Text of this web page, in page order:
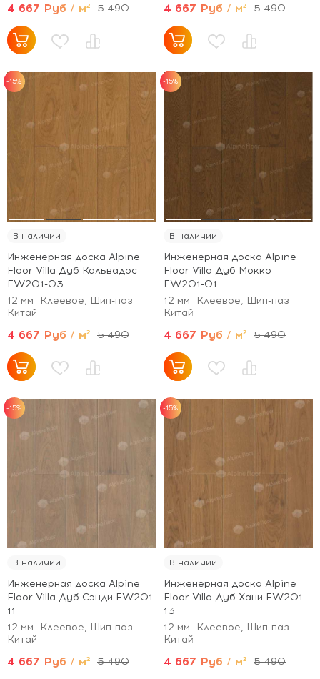
4 667 Руб / м² 5 490 4 667 Руб / м² 5 490
-15%
В наличии
Инженерная доска Alpine
Floor Villa Дуб Кальвадос
EW201-03
12 мм
Клеевое, Шип-паз
Китай
4 667 Руб / м² 5 490
-15%
В наличии
Инженерная доска Alpine
Floor Villa Дуб Мокко
EW201-01
12 мм
Клеевое, Шип-паз
Китай
4 667 Руб / м² 5 490
-15%
В наличии
Инженерная доска Alpine
Floor Villa Дуб Сэнди EW201-
11
12 мм
Клеевое, Шип-паз
Китай
4 667 Руб / м² 5 490
-15%
В наличии
Инженерная доска Alpine
Floor Villa Дуб Хани EW201-
13
12 мм
Клеевое, Шип-паз
Китай
4 667 Руб / м² 5 490